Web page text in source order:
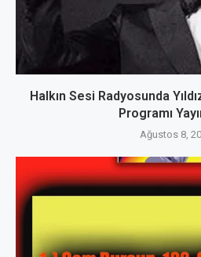
Halkın Sesi Radyosunda
Programı
Ağustos 8,